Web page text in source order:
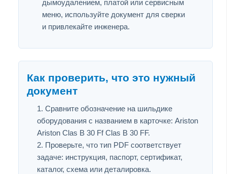
дымоудалением, платой или сервисным
меню, используйте документ для сверки
и привлекайте инженера.
Как проверить, что это нужный
документ
Сравните обозначение на шильдике
оборудования с названием в карточке: Ariston
Ariston Clas B 30 Ff Clas B 30 FF.
Проверьте, что тип PDF соответствует
задаче: инструкция, паспорт, сертификат,
каталог, схема или деталировка.